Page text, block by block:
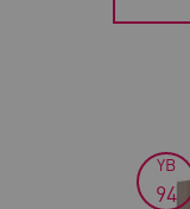
YB
94